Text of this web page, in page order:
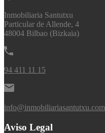
Inmobiliaria Santutxu
Particular de Allende, 4
48004 Bilbao (Bizkaia)
94 411 11 15
info@inmobiliariasantutxu.com
Aviso Legal